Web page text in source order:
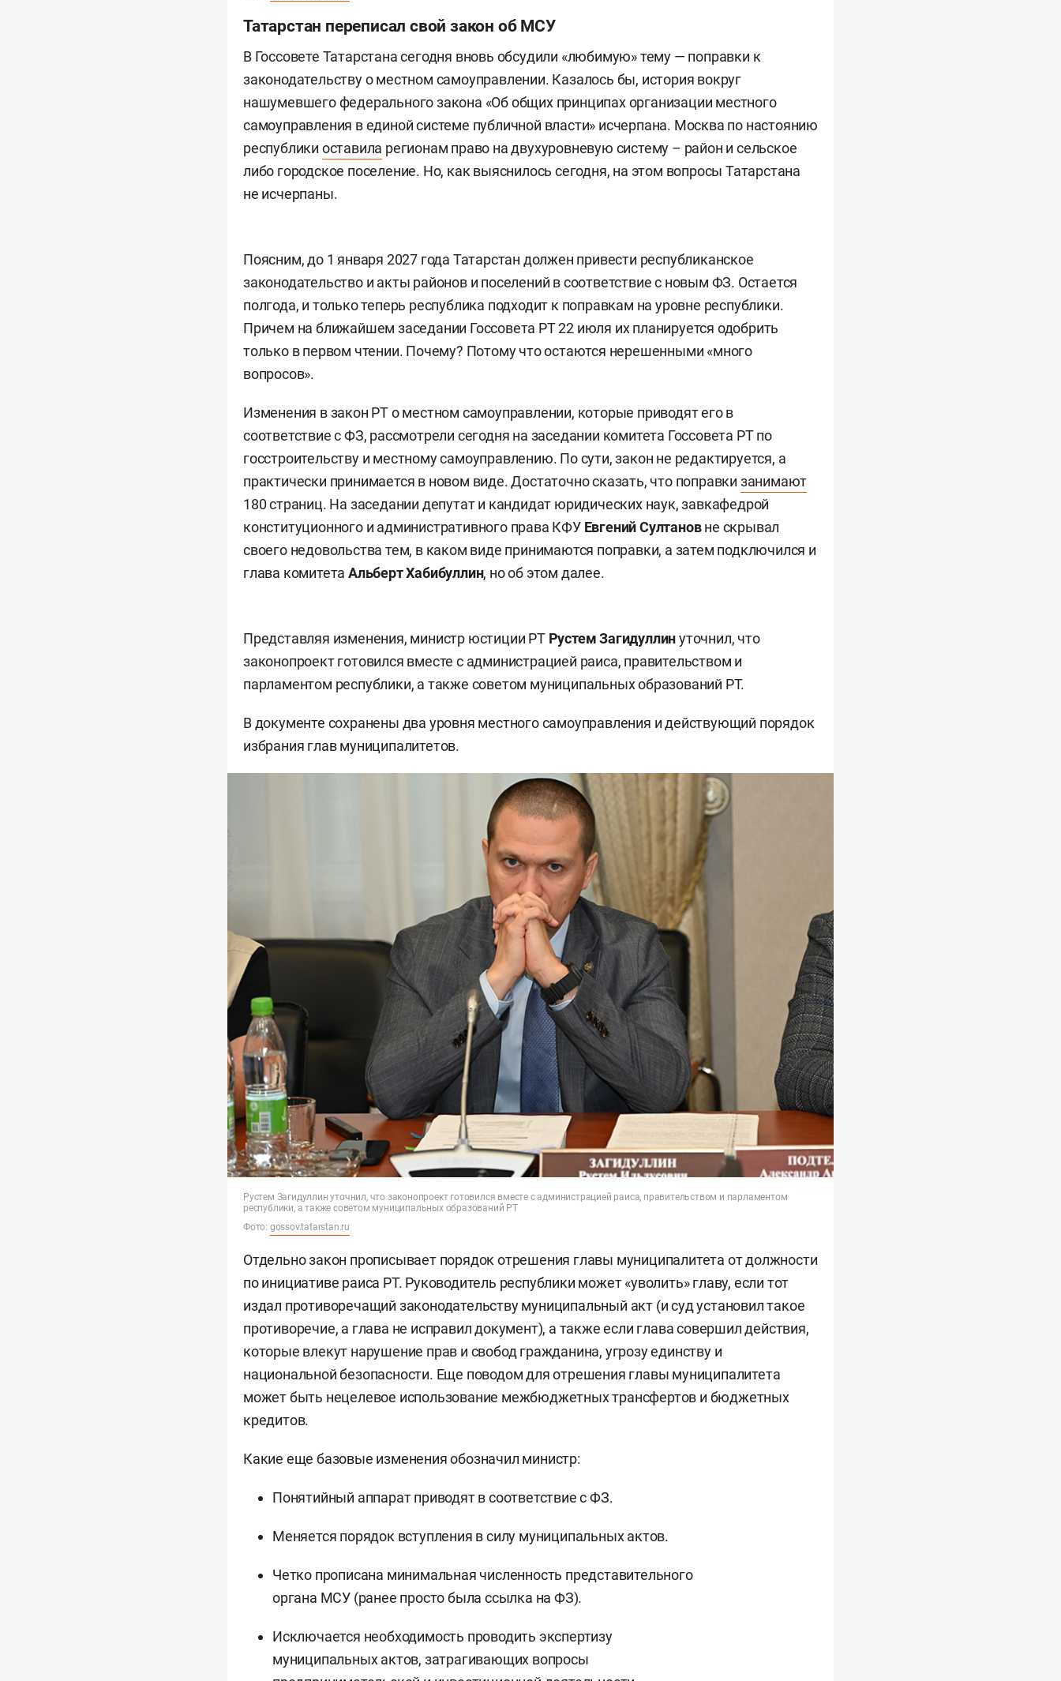
Татарстан переписал свой закон об МСУ
В Госсовете Татарстана сегодня вновь обсудили «любимую» тему — поправки к
законодательству о местном самоуправлении. Казалось бы, история вокруг
нашумевшего федерального закона «Об общих принципах организации местного
самоуправления в единой системе публичной власти» исчерпана. Москва по настоянию
республики оставила регионам право на двухуровневую систему – район и сельское
либо городское поселение. Но, как выяснилось сегодня, на этом вопросы Татарстана
не исчерпаны.
Поясним, до 1 января 2027 года Татарстан должен привести республиканское
законодательство и акты районов и поселений в соответствие с новым ФЗ. Остается
полгода, и только теперь республика подходит к поправкам на уровне республики.
Причем на ближайшем заседании Госсовета РТ 22 июля их планируется одобрить
только в первом чтении. Почему? Потому что остаются нерешенными «много
вопросов».
Изменения в закон РТ о местном самоуправлении, которые приводят его в
соответствие с ФЗ, рассмотрели сегодня на заседании комитета Госсовета РТ по
госстроительству и местному самоуправлению. По сути, закон не редактируется, а
практически принимается в новом виде. Достаточно сказать, что поправки занимают
180 страниц. На заседании депутат и кандидат юридических наук, завкафедрой
конституционного и административного права КФУ Евгений Султановне скрывал
своего недовольства тем, в каком виде принимаются поправки, а затем подключился и
глава комитетаАльберт Хабибуллин, но об этом далее.
Представляя изменения, министр юстиции РТ Рустем Загидуллинуточнил, что
законопроект готовился вместе с администрацией раиса, правительством и
парламентом республики, а также советом муниципальных образований РТ.
В документе сохранены два уровня местного самоуправления и действующий порядок
избрания глав муниципалитетов.
Рустем Загидуллин уточнил, что законопроект готовился вместе с администрацией раиса, правительством и парламентом
республики, а также советом муниципальных образований РТ
Фото: gossov.tatarstan.ru
Отдельно закон прописывает порядок отрешения главы муниципалитета от должности
по инициативе раиса РТ. Руководитель республики может «уволить» главу, если тот
издал противоречащий законодательству муниципальный акт (и суд установил такое
противоречие, а глава не исправил документ), а также если глава совершил действия,
которые влекут нарушение прав и свобод гражданина, угрозу единству и
национальной безопасности. Еще поводом для отрешения главы муниципалитета
может быть нецелевое использование межбюджетных трансфертов и бюджетных
кредитов.
Какие еще базовые изменения обозначил министр:
Понятийный аппарат приводят в соответствие с ФЗ.
Меняется порядок вступления в силу муниципальных актов.
Четко прописана минимальная численность представительного
органа МСУ (ранее просто была ссылка на ФЗ).
Исключается необходимость проводить экспертизу
муниципальных актов, затрагивающих вопросы